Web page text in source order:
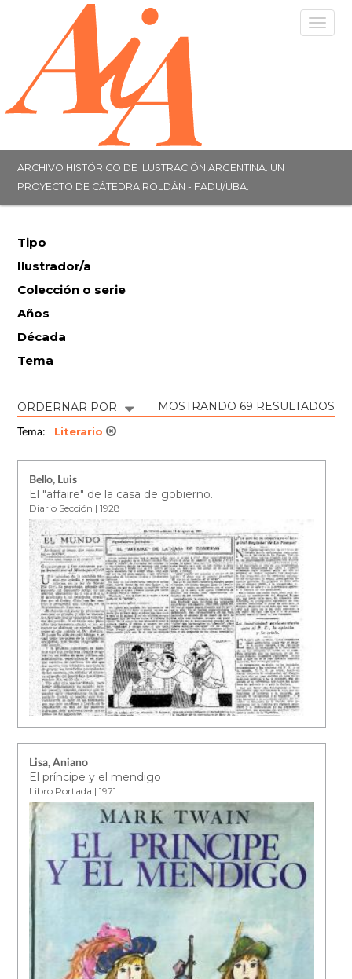
ARCHIVO HISTÓRICO DE ILUSTRACIÓN ARGENTINA. UN
PROYECTO DE CÁTEDRA ROLDÁN - FADU/UBA.
Tipo
Ilustrador/a
Colección o serie
Años
Década
Tema
ORDERNAR POR MOSTRANDO 69 RESULTADOS
Tema: Literario
Bello, Luis
El "affaire" de la casa de gobierno.
Diario Sección | 1928
Lisa, Aniano
El príncipe y el mendigo
Libro Portada | 1971